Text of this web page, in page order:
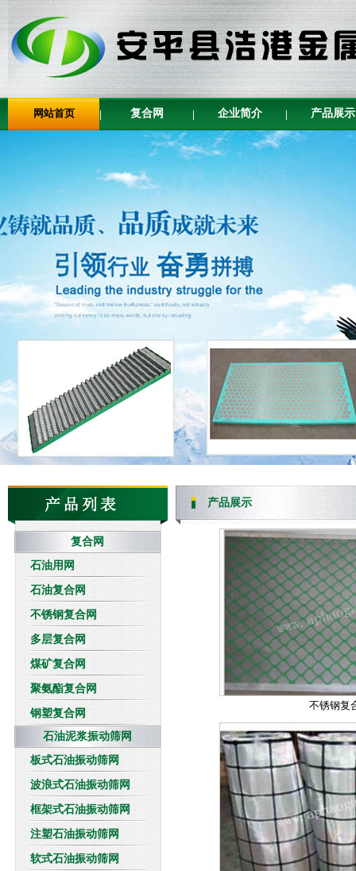
网站首页 | 复合网 | 企业简介 | 产品展示
复合网
石油用网
石油复合网
不锈钢复合网
多层复合网
煤矿复合网
聚氨酯复合网
钢塑复合网
石油泥浆振动筛网
板式石油振动筛网
波浪式石油振动筛网
框架式石油振动筛网
注塑石油振动筛网
软式石油振动筛网
产品展示
不锈钢复